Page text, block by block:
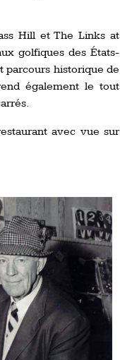
Hill et The Links at
golfiques des États-
parcours historique de
également le tout
avec vue sur